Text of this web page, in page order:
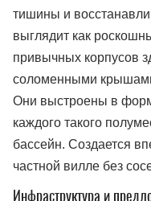
тишины и
выглядит как
привычных корпусов
соломенными
Они выстроены в
каждого такого
бассейн. Создается
частной вилле без
Инфраструктура и